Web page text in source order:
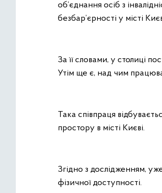
об’єднання осіб з
безбар’єрності у місті
За її словами, у столиці
Утім ще є, над чим
Така співпраця
простору в місті Києві.
Згідно з дослідженням,
фізичної доступності.